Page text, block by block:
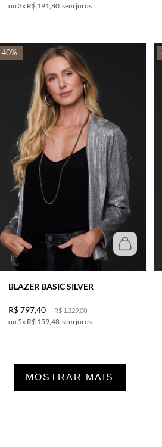
3x R$ 191,80 sem juros
40%
BLAZER BASIC SILVER
R$1.329,00
R$797,40
5x R$ 159,48 sem juros
MOSTRAR MAIS